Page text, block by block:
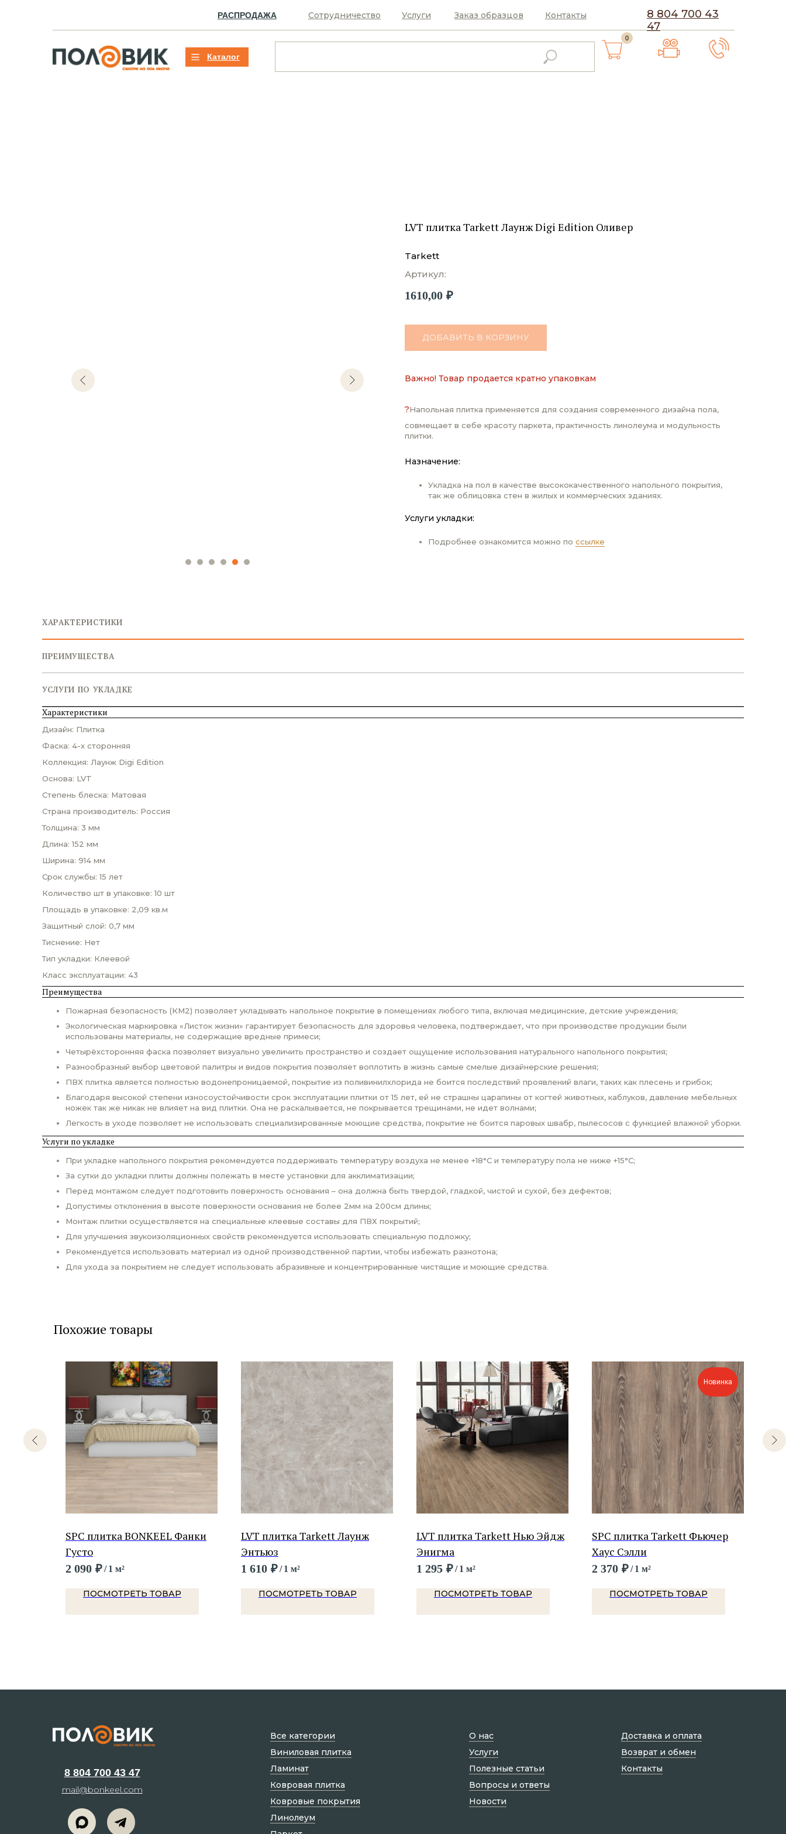
8 804 700 43
47
Услуги
Сотрудничество Контакты
Заказ образцов
РАСПРОДАЖА
0
Каталог
LVT плитка Tarkett Лаунж Digi Edition Оливер
Tarkett
Артикул:
1610,00 ₽
ДОБАВИТЬ В КОРЗИНУ
Важно! Товар продается кратно упаковкам
?Напольная плитка применяется для создания современного дизайна пола,
совмещает в себе красоту паркета, практичность линолеума и модульность
плитки.
Назначение:
Укладка на пол в качестве высококачественного напольного покрытия,
так же облицовка стен в жилых и коммерческих зданиях.
Услуги укладки:
Подробнее ознакомится можно по ссылке
ХАРАКТЕРИСТИКИ
ПРЕИМУЩЕСТВА
УСЛУГИ ПО УКЛАДКЕ
Характеристики
Дизайн: Плитка
Фаска: 4-х сторонняя
Коллекция: Лаунж Digi Edition
Основа: LVT
Степень блеска: Матовая
Страна производитель: Россия
Толщина: 3 мм
Длина: 152 мм
Ширина: 914 мм
Срок службы: 15 лет
Количество шт в упаковке: 10 шт
Площадь в упаковке: 2,09 кв.м
Защитный слой: 0,7 мм
Тиснение: Нет
Тип укладки: Клеевой
Класс эксплуатации: 43
Преимущества
Пожарная безопасность (КМ2) позволяет укладывать напольное покрытие в помещениях любого типа, включая медицинские, детские учреждения;
Экологическая маркировка «Листок жизни» гарантирует безопасность для здоровья человека, подтверждает, что при производстве продукции были
использованы материалы, не содержащие вредные примеси;
Четырёхсторонняя фаска позволяет визуально увеличить пространство и создает ощущение использования натурального напольного покрытия;
Разнообразный выбор цветовой палитры и видов покрытия позволяет воплотить в жизнь самые смелые дизайнерские решения;
ПВХ плитка является полностью водонепроницаемой, покрытие из поливинилхлорида не боится последствий проявлений влаги, таких как плесень и грибок;
Благодаря высокой степени износоустойчивости срок эксплуатации плитки от 15 лет, ей не страшны царапины от когтей животных, каблуков, давление мебельных
ножек так же никак не влияет на вид плитки. Она не раскалывается, не покрывается трещинами, не идет волнами;
Легкость в уходе позволяет не использовать специализированные моющие средства, покрытие не боится паровых швабр, пылесосов с функцией влажной уборки.
Услуги по укладке
При укладке напольного покрытия рекомендуется поддерживать температуру воздуха не менее +18°С и температуру пола не ниже +15°С;
За сутки до укладки плиты должны полежать в месте установки для акклиматизации;
Перед монтажом следует подготовить поверхность основания – она должна быть твердой, гладкой, чистой и сухой, без дефектов;
Допустимы отклонения в высоте поверхности основания не более 2мм на 200см длины;
Монтаж плитки осуществляется на специальные клеевые составы для ПВХ покрытий;
Для улучшения звукоизоляционных свойств рекомендуется использовать специальную подложку;
Рекомендуется использовать материал из одной производственной партии, чтобы избежать разнотона;
Для ухода за покрытием не следует использовать абразивные и концентрированные чистящие и моющие средства.
Похожие товары
SPC плитка BONKEEL Фанки
Густо
2 090 ₽/ 1 м²
ПОСМОТРЕТЬ ТОВАР
LVT плитка Tarkett Лаунж
Энтьюз
1 610 ₽/ 1 м²
ПОСМОТРЕТЬ ТОВАР
LVT плитка Tarkett Нью Эйдж
Энигма
1 295 ₽/ 1 м²
ПОСМОТРЕТЬ ТОВАР
Новинка
SPC плитка Tarkett Фьючер
Хаус Сэлли
2 370 ₽/ 1 м²
ПОСМОТРЕТЬ ТОВАР
8 804 700 43 47
mail@bonkeel.com
О нас
Услуги
Полезные статьи
Вопросы и ответы
Новости
Доставка и оплата
Возврат и обмен
Контакты
Все категории
Виниловая плитка
Ламинат
Ковровая плитка
Ковровые покрытия
Линолеум